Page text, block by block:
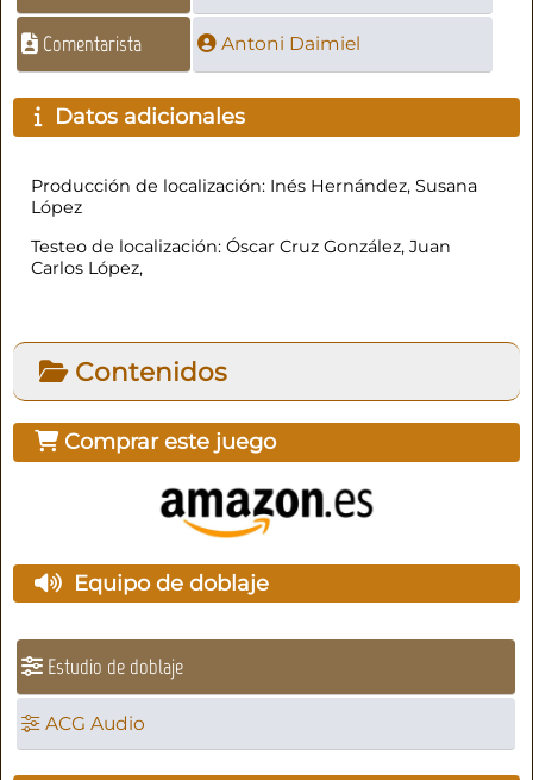
Comentarista Antoni Daimiel
Datos adicionales
Producción de localización: Inés Hernández, Susana
López
Testeo de localización: Óscar Cruz González, Juan
Carlos López,
Contenidos
Comprar este juego
Equipo de doblaje
Estudio de doblaje
ACG Audio